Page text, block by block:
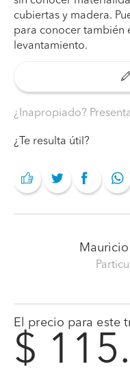
cubiertas y madera.
para conocer también
levantamiento.
¿Inapropiado?
¿Te resulta útil?
El precio para este
$